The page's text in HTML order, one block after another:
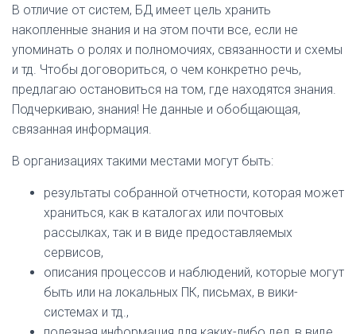
В отличие от систем, БД имеет цель хранить
накопленные знания и на этом почти все, если не
упоминать о ролях и полномочиях, связанности и схемы
и тд. Чтобы договориться, о чем конкретно речь,
предлагаю остановиться на том, где находятся знания.
Подчеркиваю, знания! Не данные и обобщающая,
связанная информация.
В организациях такими местами могут быть:
результаты собранной отчетности, которая может
храниться, как в каталогах или почтовых
рассылках, так и в виде предоставляемых
сервисов,
описания процессов и наблюдений, которые могут
быть или на локальных ПК, письмах, в вики-
системах и тд.,